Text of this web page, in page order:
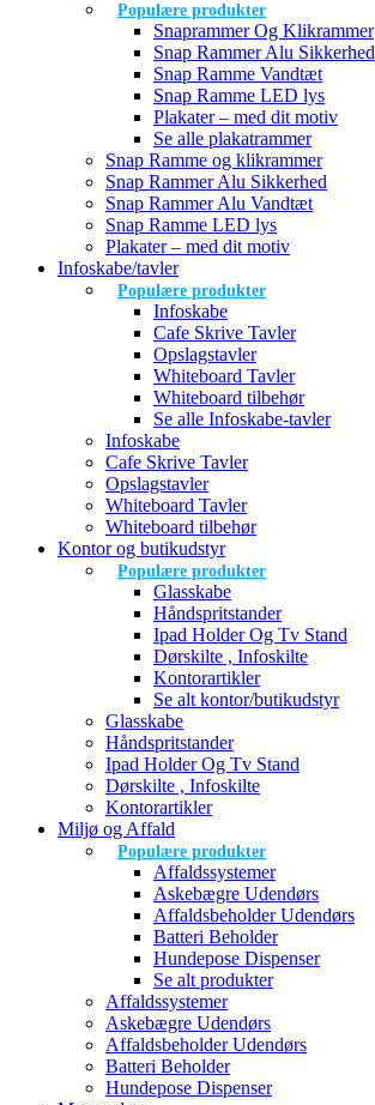
Populære produkter
Snaprammer Og Klikrammer
Snap Rammer Alu Sikkerhed
Snap Ramme Vandtæt
Snap Ramme LED lys
Plakater – med dit motiv
Se alle plakatrammer
Snap Ramme og klikrammer
Snap Rammer Alu Sikkerhed
Snap Rammer Alu Vandtæt
Snap Ramme LED lys
Plakater – med dit motiv
Infoskabe/tavler
Populære produkter
Infoskabe
Cafe Skrive Tavler
Opslagstavler
Whiteboard Tavler
Whiteboard tilbehør
Se alle Infoskabe-tavler
Infoskabe
Cafe Skrive Tavler
Opslagstavler
Whiteboard Tavler
Whiteboard tilbehør
Kontor og butikudstyr
Populære produkter
Glasskabe
Håndspritstander
Ipad Holder Og Tv Stand
Dørskilte , Infoskilte
Kontorartikler
Se alt kontor/butikudstyr
Glasskabe
Håndspritstander
Ipad Holder Og Tv Stand
Dørskilte , Infoskilte
Kontorartikler
Miljø og Affald
Populære produkter
Affaldssystemer
Askebægre Udendørs
Affaldsbeholder Udendørs
Batteri Beholder
Hundepose Dispenser
Se alt produkter
Affaldssystemer
Askebægre Udendørs
Affaldsbeholder Udendørs
Batteri Beholder
Hundepose Dispenser